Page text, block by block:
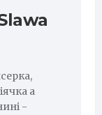
а
-